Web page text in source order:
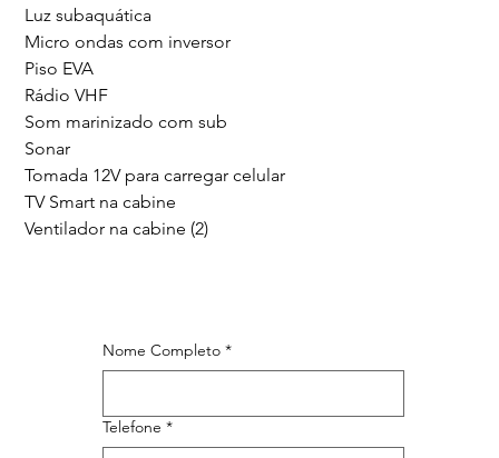
Luz subaquática
Micro ondas com inversor
Piso EVA
Rádio VHF
Som marinizado com sub
Sonar
Tomada 12V para carregar celular
TV Smart na cabine
Ventilador na cabine (2)
Nome Completo *
Telefone *